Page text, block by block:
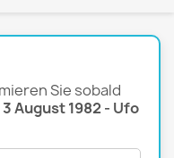
Sie sobald
August 1982 - Ufo